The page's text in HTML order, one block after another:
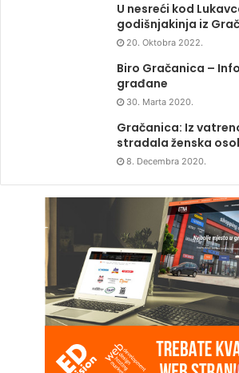
U nesreći kod
godišnjakinja iz
20. Oktobra 2022.
Biro Gračanica –
građane
30. Marta 2020.
Gračanica: Iz
stradala ženska
8. Decembra 2020.